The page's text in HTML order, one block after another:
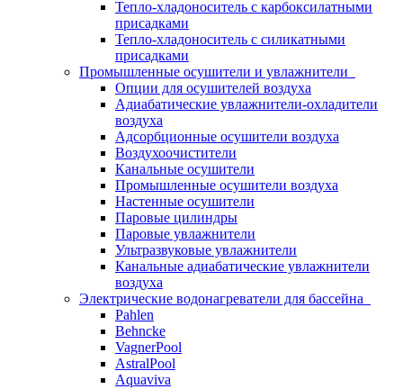
Тепло-хладоноситель с карбоксилатными
присадками
Тепло-хладоноситель с силикатными
присадками
Промышленные осушители и увлажнители
Опции для осушителей воздуха
Адиабатические увлажнители-охладители
воздуха
Адсорбционные осушители воздуха
Воздухоочистители
Канальные осушители
Промышленные осушители воздуха
Настенные осушители
Паровые цилиндры
Паровые увлажнители
Ультразвуковые увлажнители
Канальные адиабатические увлажнители
воздуха
Электрические водонагреватели для бассейна
Pahlen
Behncke
VagnerPool
AstralPool
Aquaviva